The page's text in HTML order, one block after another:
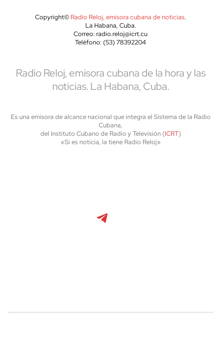
Copyright© Radio Reloj, emisora cubana de noticias.
La Habana, Cuba.
Correo: radio.reloj@icrt.cu
Teléfono: (53) 78392204
Radio Reloj, emisora cubana de la hora y las
noticias. La Habana, Cuba.
Es una emisora de alcance nacional que integra el Sistema de la Radio
Cubana,
del Instituto Cubano de Radio y Televisión (ICRT)
«Si es noticia, la tiene Radio Reloj»